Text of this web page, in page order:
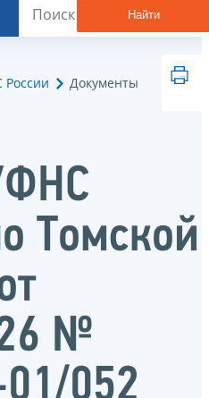
Найти
Документы
Томской
№
052